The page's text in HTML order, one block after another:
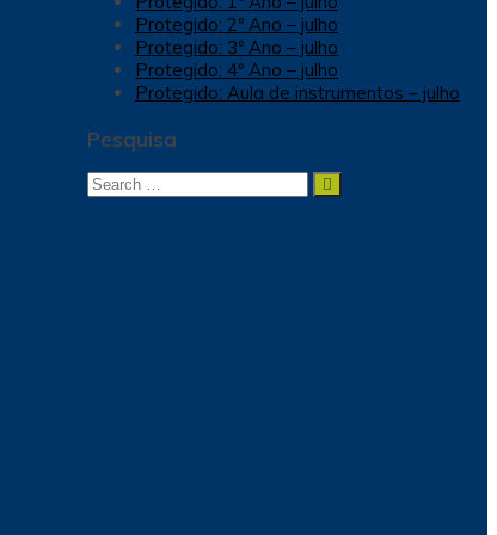
Protegido: 2º Ano – julho
Protegido: 3º Ano – julho
Protegido: 4º Ano – julho
Protegido: Aula de instrumentos – julho
Pesquisa
Search
Search